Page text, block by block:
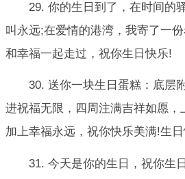
29. 你的生日到了，在时间的
叫永远;在爱情的港湾，我寄了一
和幸福一起走过，祝你生日快乐!
30. 送你一块生日蛋糕：底层
进祝福无限，四周注满吉祥如愿
加上幸福永远，祝你快乐美满!生
31. 今天是你的生日，祝你生